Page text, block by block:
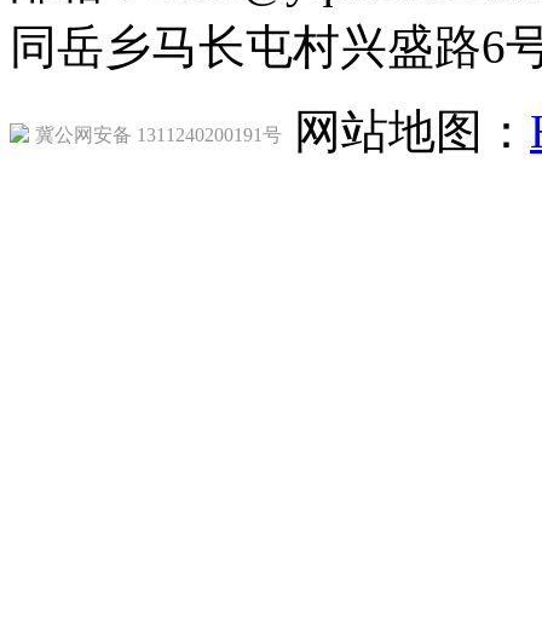
同岳乡马长屯村兴盛路6
冀公网安备 1311240200191号 网站地图：